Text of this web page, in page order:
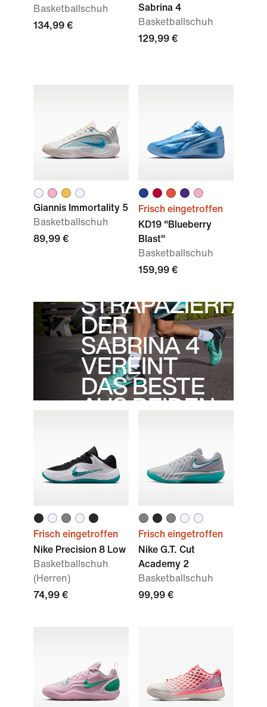
Basketballschuh
134,99 €
Sabrina 4
Basketballschuh
129,99 €
Giannis Immortality 5
Basketballschuh
89,99 €
Frisch eingetroffen
KD19 "Blueberry
Blast"
Basketballschuh
159,99 €
"LEICHT
DER
SABRINA 4
VEREINT
DAS BESTE
AUS BEIDEN
– Sabrina Ionescu
Frisch eingetroffen
Nike Precision 8 Low
Basketballschuh
(Herren)
74,99 €
Frisch eingetroffen
Nike G.T. Cut
Academy 2
Basketballschuh
99,99 €